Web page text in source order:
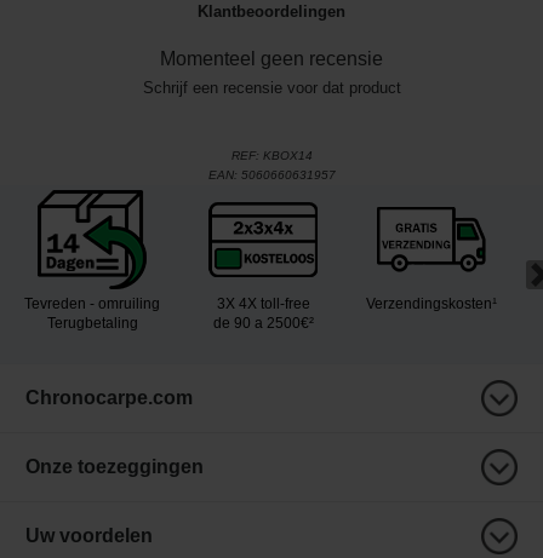
Klantbeoordelingen
Momenteel geen recensie
Schrijf een recensie voor dat product
REF: KBOX14
EAN: 5060660631957
Tevreden - omruiling
Terugbetaling
3X 4X toll-free
de 90 a 2500€²
Verzendingskosten¹
Chronocarpe.com
Onze toezeggingen
Uw voordelen